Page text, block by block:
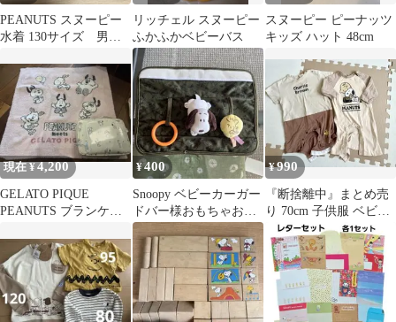
PEANUTS スヌーピー
水着 130サイズ 男の
リッチェル スヌーピー
ふかふかベビーバス
スヌーピー ピーナッツ
キッズ ハット 48cm
現在 ¥4,200
GELATO PIQUE
PEANUTS ブランケッ
¥400
Snoopy ベビーカーガー
ドバー様おもちゃお値
下げしました
¥990
『断捨離中』まとめ売
り 70cm 子供服 ベビー
服 スヌーピー
PEANUTS